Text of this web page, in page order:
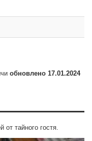
обновлено 17.01.2024
тайного гостя.